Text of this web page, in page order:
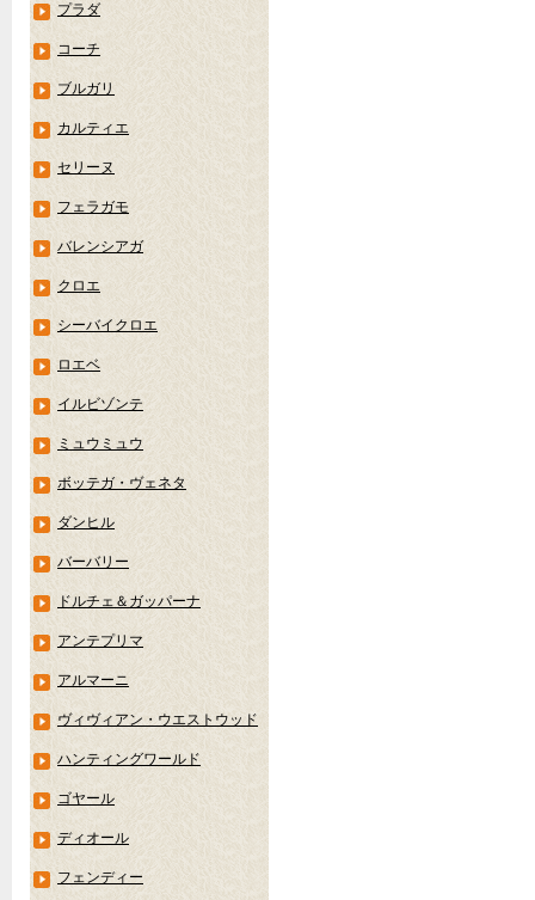
プラダ
コーチ
ブルガリ
カルティエ
セリーヌ
フェラガモ
バレンシアガ
クロエ
シーバイクロエ
ロエベ
イルビゾンテ
ミュウミュウ
ボッテガ・ヴェネタ
ダンヒル
バーバリー
ドルチェ＆ガッパーナ
アンテプリマ
アルマーニ
ヴィヴィアン・ウエストウッド
ハンティングワールド
ゴヤール
ディオール
フェンディー